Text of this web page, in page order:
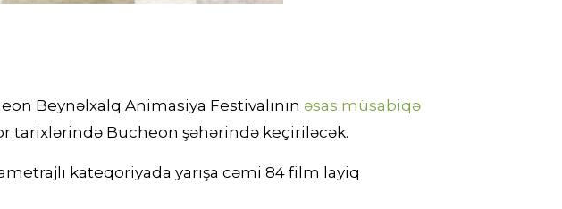
Beynəlxalq Animasiya Festivalının əsas müsabiqə
tarixlərində Bucheon şəhərində keçiriləcək.
kateqoriyada yarışa cəmi 84 film layiq